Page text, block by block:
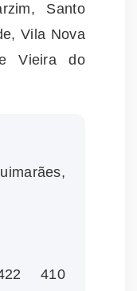
Santo
Vila Nova
Vieira do
410